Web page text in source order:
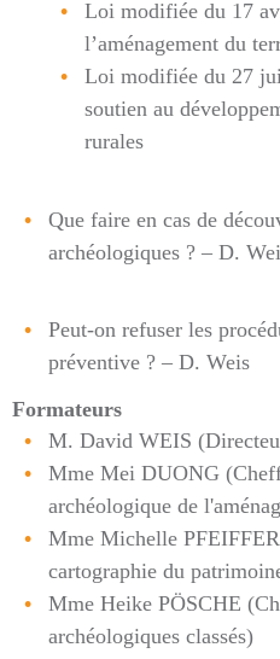
Loi modifiée du 17
l’aménagement du
Loi modifiée du 27
soutien au
rurales
Que faire en cas de
archéologiques ? – D.
Peut-on refuser les
préventive ? – D. Weis
Formateurs
M. David WEIS
Mme Mei DUONG
archéologique de
Mme Michelle
cartographie du
Mme Heike PÖSCHE
archéologiques classés)